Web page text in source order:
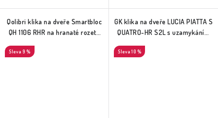
Qolibri klika na dveře Smartbloc
QH 1106 RHR na hranaté rozetě
9 %
GK klika na dveře LUCIA PIATTA S
QUATRO-HR S2L s uzamykáním
10 %